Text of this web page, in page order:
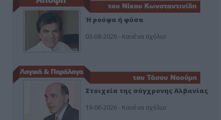
Ή ρούφα ή φύσα
03-08-2026 - Κανένα σχόλιο
Στοιχεία της σύγχρονης Αλβανίας
19-06-2026 - Κανένα σχόλιο